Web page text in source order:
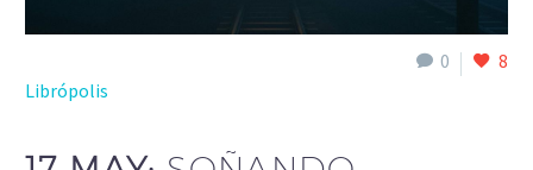
0
8
Librópolis